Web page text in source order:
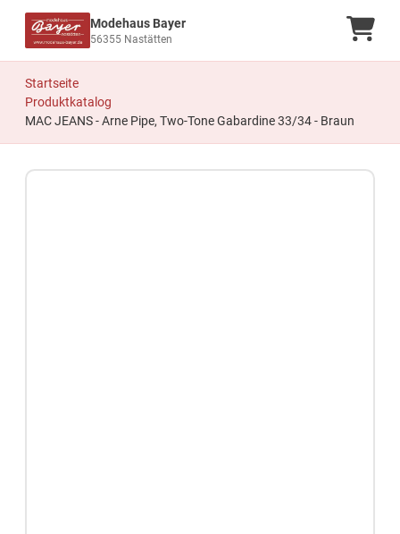
Modehaus Bayer
56355 Nastätten
Startseite
Produktkatalog
MAC JEANS - Arne Pipe, Two-Tone Gabardine 33/34 - Braun